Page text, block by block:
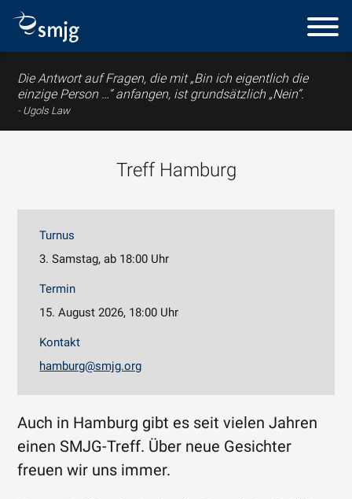
Die Antwort auf Fragen, die mit „Bin ich eigentlich die
einzige Person …“ anfangen, ist grundsätzlich „Nein“.
Ugols Law
Treff Hamburg
Turnus
3. Samstag, ab 18:00 Uhr
Termin
15. August 2026, 18:00 Uhr
Kontakt
hamburg@smjg.org
Auch in Hamburg gibt es seit vielen Jahren
einen SMJG-Treff. Über neue Gesichter
freuen wir uns immer.